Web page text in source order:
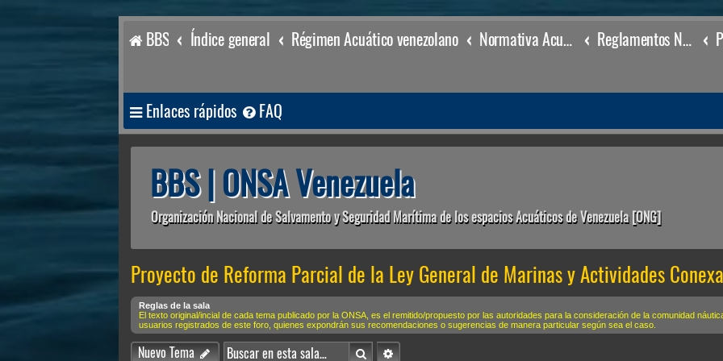
BBS Índice general Régimen Acuático venezolano Normativa Acuática venezolana Reglamentos Nacionales
Enlaces rápidos FAQ
BBS | ONSA Venezuela
Organización Nacional de Salvamento y Seguridad Marítima de los espacios Acuáticos de Venezuela [ONG]
Proyecto de Reforma Parcial de la Ley General de Marinas y Actividades
Reglas de la sala
El texto original/incial de cada tema publicado por la ONSA, es el remitido/propuesto por las autoridades para la consideración de la comunidad
usuarios registrados de este foro, quienes expondrán sus recomendaciones o sugerencias de manera particular según sea el caso.
Nuevo Tema BuscarBúsqueda avanzada